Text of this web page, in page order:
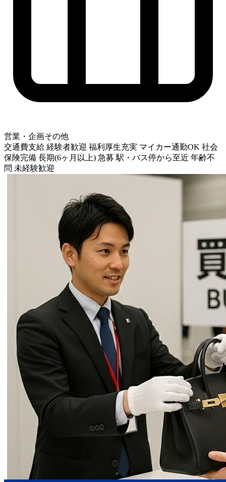
営業・企画その他
交通費支給 経験者歓迎 福利厚生充実 マイカー通勤OK 社会
保険完備 長期(6ヶ月以上) 急募 駅・バス停から至近 年齢不
問 未経験歓迎